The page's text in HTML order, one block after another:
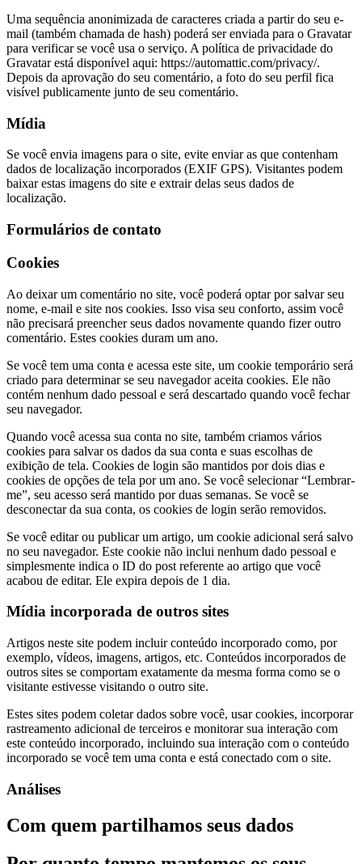
Uma sequência anonimizada de caracteres criada a partir do seu e-
mail (também chamada de hash) poderá ser enviada para o Gravatar
para verificar se você usa o serviço. A política de privacidade do
Gravatar está disponível aqui: https://automattic.com/privacy/.
Depois da aprovação do seu comentário, a foto do seu perfil fica
visível publicamente junto de seu comentário.
Mídia
Se você envia imagens para o site, evite enviar as que contenham
dados de localização incorporados (EXIF GPS). Visitantes podem
baixar estas imagens do site e extrair delas seus dados de
localização.
Formulários de contato
Cookies
Ao deixar um comentário no site, você poderá optar por salvar seu
nome, e-mail e site nos cookies. Isso visa seu conforto, assim você
não precisará preencher seus dados novamente quando fizer outro
comentário. Estes cookies duram um ano.
Se você tem uma conta e acessa este site, um cookie temporário será
criado para determinar se seu navegador aceita cookies. Ele não
contém nenhum dado pessoal e será descartado quando você fechar
seu navegador.
Quando você acessa sua conta no site, também criamos vários
cookies para salvar os dados da sua conta e suas escolhas de
exibição de tela. Cookies de login são mantidos por dois dias e
cookies de opções de tela por um ano. Se você selecionar “Lembrar-
me”, seu acesso será mantido por duas semanas. Se você se
desconectar da sua conta, os cookies de login serão removidos.
Se você editar ou publicar um artigo, um cookie adicional será salvo
no seu navegador. Este cookie não inclui nenhum dado pessoal e
simplesmente indica o ID do post referente ao artigo que você
acabou de editar. Ele expira depois de 1 dia.
Mídia incorporada de outros sites
Artigos neste site podem incluir conteúdo incorporado como, por
exemplo, vídeos, imagens, artigos, etc. Conteúdos incorporados de
outros sites se comportam exatamente da mesma forma como se o
visitante estivesse visitando o outro site.
Estes sites podem coletar dados sobre você, usar cookies, incorporar
rastreamento adicional de terceiros e monitorar sua interação com
este conteúdo incorporado, incluindo sua interação com o conteúdo
incorporado se você tem uma conta e está conectado com o site.
Análises
Com quem partilhamos seus dados